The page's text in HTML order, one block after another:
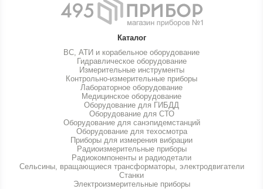
Каталог
ВС, АТИ и корабельное оборудование
Гидравлическое оборудование
Измерительные инструменты
Контрольно-измерительные приборы
Лабораторное оборудование
Медицинское оборудование
Оборудование для ГИБДД
Оборудование для СТО
Оборудование для санэпидемстанций
Оборудование для техосмотра
Приборы для измерения вибрации
Радиоизмерительные приборы
Радиокомпоненты и радиодетали
Сельсины, вращающиеся трансформаторы, электродвигатели
Станки
Электроизмерительные приборы